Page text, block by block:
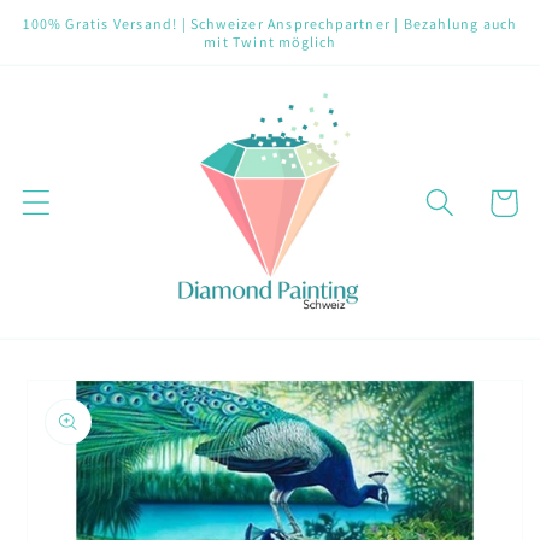
zum
100% Gratis Versand! | Schweizer Ansprechpartner | Bezahlung auch
mit Twint möglich